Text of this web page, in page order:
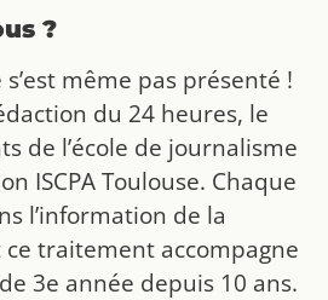
?
même pas présenté !
du 24 heures, le
de l’école de journalisme
ISCPA Toulouse. Chaque
l’information de la
traitement accompagne
3e année depuis 10 ans.